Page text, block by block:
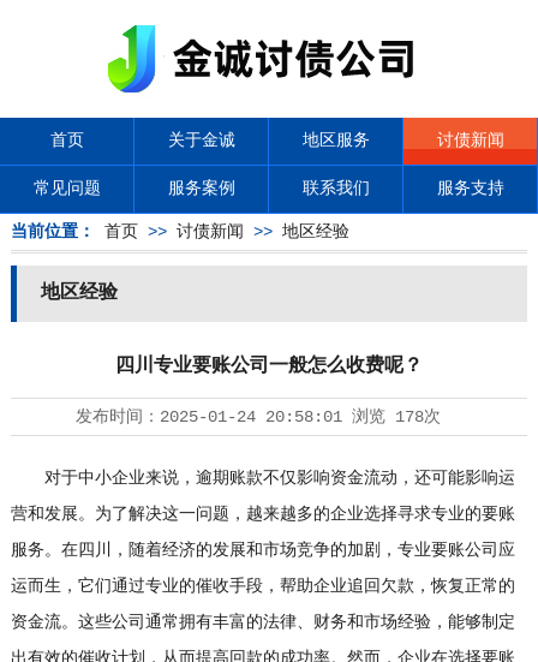
首页 关于金诚 地区服务 讨债新闻
常见问题 服务案例 联系我们 服务支持
当前位置： 首页 >> 讨债新闻 >> 地区经验
地区经验
四川专业要账公司一般怎么收费呢？
发布时间： 2025-01-24 20:58:01浏览 178次
对于中小企业来说，逾期账款不仅影响资金流动，还可能影响运
营和发展。为了解决这一问题，越来越多的企业选择寻求专业的要账
服务。在四川，随着经济的发展和市场竞争的加剧，专业要账公司应
运而生，它们通过专业的催收手段，帮助企业追回欠款，恢复正常的
资金流。这些公司通常拥有丰富的法律、财务和市场经验，能够制定